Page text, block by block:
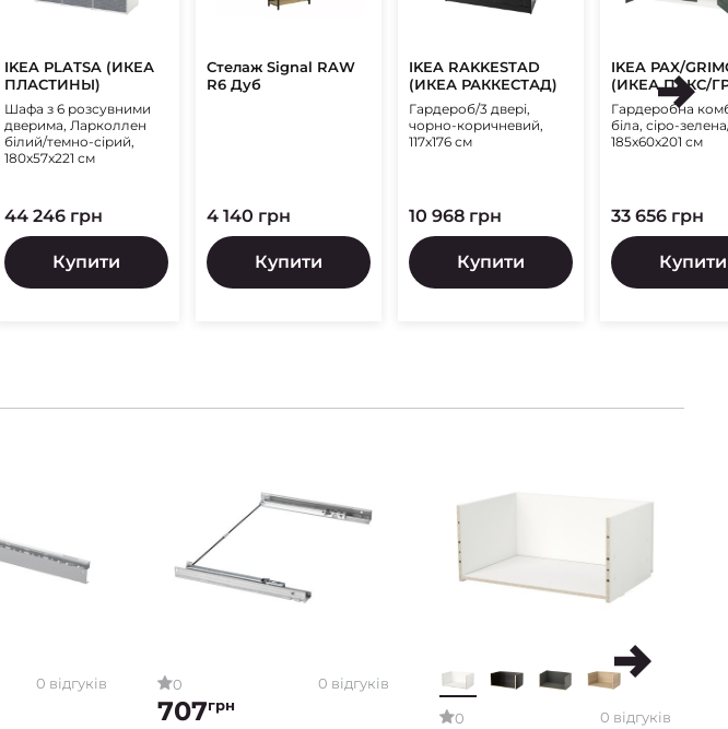
IKEA PLATSA (ИКЕА
ПЛАСТИНЫ)
Шафа з 6 розсувними
дверима, Ларколлен
білий/темно-сірий,
180x57x221 см
44 246 грн
Купити
Стелаж Signal RAW
R6 Дуб
4 140 грн
Купити
IKEA RAKKESTAD
(ИКЕА РАККЕСТАД)
Гардероб/3 двері,
чорно-коричневий,
117x176 см
10 968 грн
Купити
IKEA PAX/
(ИКЕА ПАКС/
Гардеробна
біла, сіро-
185x60x201 см
33 656 грн
Купити
0 відгуків 0 0 відгуків
707грн
0 0 відгуків